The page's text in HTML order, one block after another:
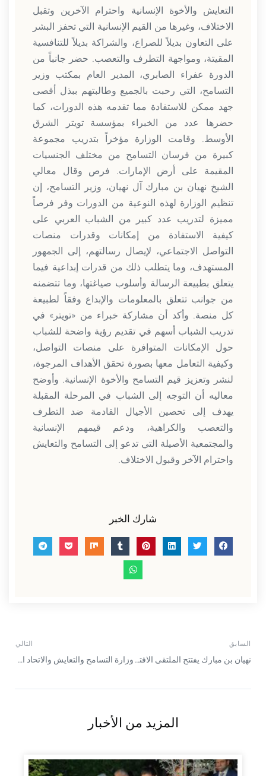
التعايش والأخوة الإنسانية واحترام الآخرين وتقبل
الاختلاف، وغيرها من القيم الإنسانية التي تحفز البشر
على التعاون بديلاً للصراع، والشراكة بديلاً للتنافسية
المقيتة، ومواجهة التطرف والتعصب. حضر جانباً من
الدورة عفراء الصابري، المدير العام بمكتب وزير
التسامح، التي رحبت بالجميع وطالبتهم ببذل أقصى
جهد ممكن للاستفادة مما تقدمه هذه الدورات، كما
حضرها عدد من الخبراء بمؤسسة تويتر الشرق
الأوسط. وقامت الوزارة مؤخراً بتدريب مجموعة
كبيرة من فرسان التسامح من مختلف الجنسيات
المقيمة على أرض الإمارات. فرص وقال معالي
الشيخ نهيان بن مبارك آل نهيان، وزير التسامح، إن
تنظيم الوزارة لهذه النوعية من الدورات وفر فرصاً
مميزة لتدريب عدد كبير من الشباب العربي على
كيفية الاستفادة من إمكانات وقدرات منصات
التواصل الاجتماعي، لإيصال رسالتهم، إلى الجمهور
المستهدف، وما يتطلب ذلك من قدرات إبداعية فيما
يتعلق بطبيعة الرسالة وأسلوب صياغتها، وما تتضمنه
من جوانب تتعلق بالمعلومات والإبداع وفقاً لطبيعة
كل منصة. وأكد أن مشاركة خبراء من «تويتر» في
تدريب الشباب أسهم في تقديم رؤية واضحة للشباب
حول الإمكانات المتوافرة على منصات التواصل،
وكيفية التعامل معها بصورة تحقق الأهداف المرجوة،
لنشر وتعزيز قيم التسامح والأخوة الإنسانية. وأوضح
معاليه أن التوجه إلى الشباب في المرحلة المقبلة
يهدف إلى تحصين الأجيال القادمة ضد التطرف
والتعصب والكراهية، ودعم قيمهم الإنسانية
والمجتمعية الأصيلة التي تدعو إلى التسامح والتعايش
واحترام الآخر وقبول الاختلاف.
شارك الخبر
السابق
نهيان بن مبارك يفتتح الملتقى الافتراضي “الحكومة حاضنة للتسامح”
التالي
وزارة التسامح والتعايش والاتحاد العالمي للرياضات الالكترونية يوقعان مذكرة للتعاون
المزيد من الأخبار